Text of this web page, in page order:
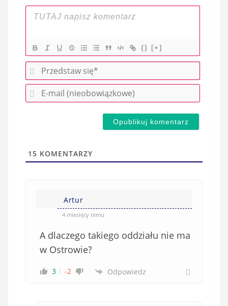
{} [+]
P
r
e
w
E
-
(
15 KOMENTARZY
Artur
4 miesięcy temu
A dlaczego takiego oddziału nie ma
w Ostrowie?
3 -2 Odpowiedz